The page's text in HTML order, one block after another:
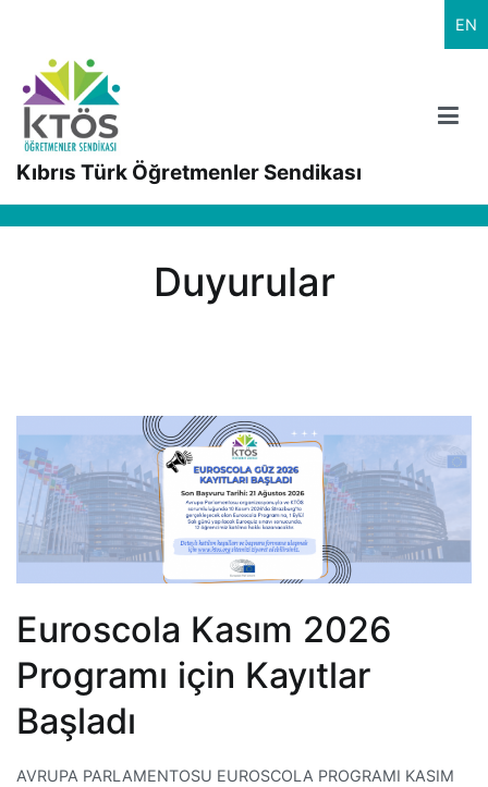
EN
Kıbrıs Türk Öğretmenler Sendikası
Duyurular
Euroscola Kasım 2026
Programı için Kayıtlar
Başladı
AVRUPA PARLAMENTOSU EUROSCOLA PROGRAMI KASIM